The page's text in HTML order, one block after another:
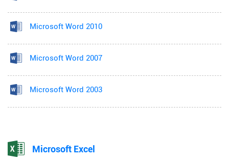
Microsoft Word 2010
Microsoft Word 2007
Microsoft Word 2003
Microsoft Excel